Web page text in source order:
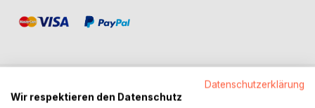
BESCHREIBUNG
Datenschutzerklärung
Wir respektieren den Datenschutz